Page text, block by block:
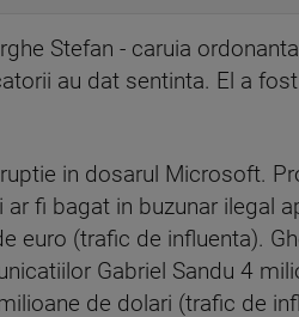
Stefan - caruia
au dat sentinta. El a
in dosarul Microsoft.
fi bagat in buzunar ilegal
euro (trafic de influenta).
Gabriel Sandu 4
de dolari (trafic de